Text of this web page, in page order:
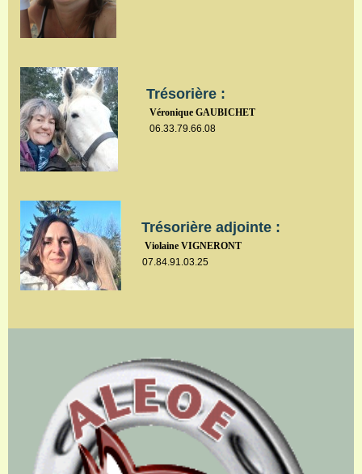
Trésorière :
Véronique GAUBICHET
06.33.79.66.08
Trésorière adjointe :
Violaine VIGNERONT
07.84.91.03.25